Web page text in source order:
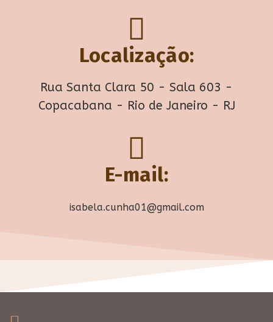
Localização:
Rua Santa Clara 50 - Sala 603 -
Copacabana - Rio de Janeiro - RJ
E-mail:
isabela.cunha01@gmail.com